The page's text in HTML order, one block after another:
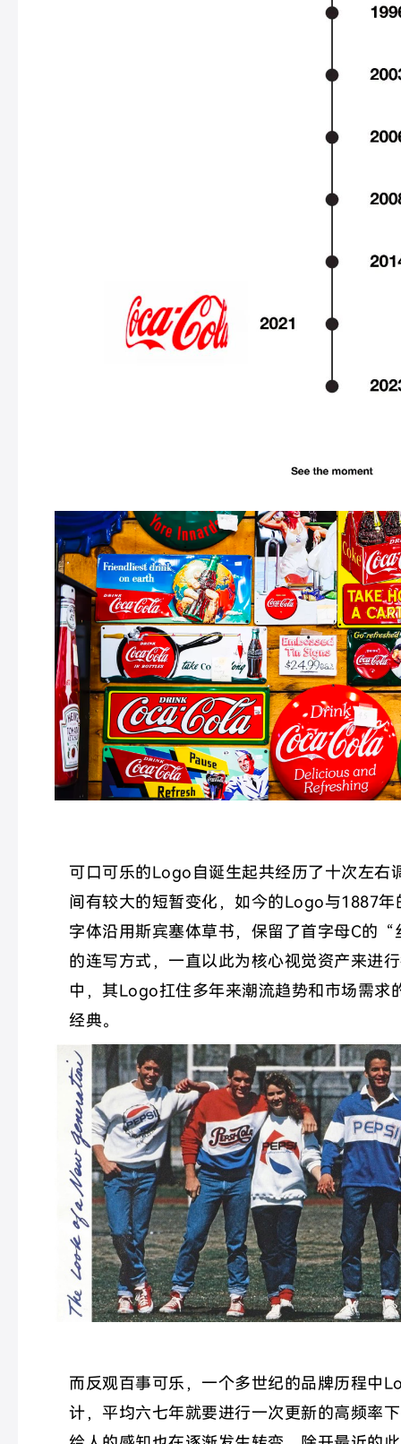
可口可乐的Logo自诞生起共经历了十次左右
间有较大的短暂变化，如今的Logo与1887
字体沿用斯宾塞体草书，保留了首字母C的
的连写方式，一直以此为核心视觉资产来进
中，其Logo扛住多年来潮流趋势和市场需求
经典。
而反观百事可乐，一个多世纪的品牌历程中
计，平均六七年就要进行一次更新的高频率